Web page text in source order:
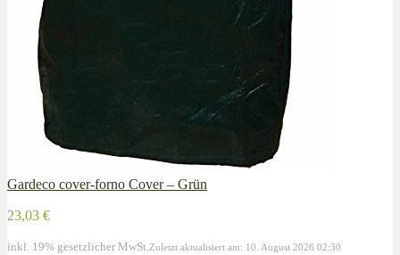
Gardeco cover-forno Cover – Grün
23,03 €
inkl. 19% gesetzlicher MwSt. Zuletzt aktualisiert am: 10. August 2026 02:30